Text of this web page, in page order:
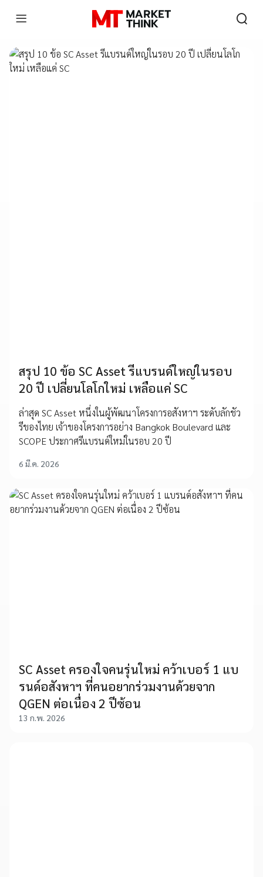
สรุป 10 ข้อ SC Asset รีแบรนด์ใหญ่ในรอบ
20 ปี เปลี่ยนโลโกใหม่ เหลือแค่ SC
ล่าสุด SC Asset หนึ่งในผู้พัฒนาโครงการอสังหาฯ ระดับลักชัว
รีของไทย เจ้าของโครงการอย่าง Bangkok Boulevard และ
SCOPE ประกาศรีแบรนด์ใหม่ในรอบ 20 ปี
6 มี.ค. 2026
SC Asset ครองใจคนรุ่นใหม่ คว้าเบอร์ 1 แบ
รนด์อสังหาฯ ที่คนอยากร่วมงานด้วยจาก
QGEN ต่อเนื่อง 2 ปีซ้อน
13 ก.พ. 2026